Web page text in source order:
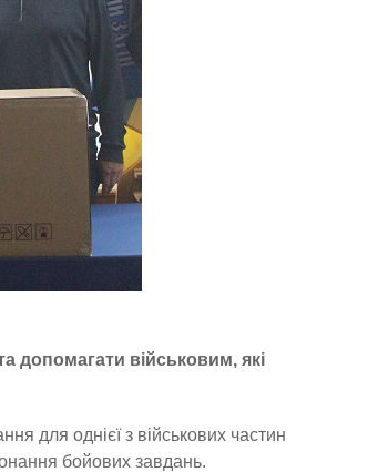
допомагати військовим, які
для однієї з військових частин
бойових завдань.